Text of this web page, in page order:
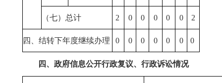
（七）总计 2 0 0 0 0 0 2
四、结转下年度继续办理 0 0 0 0 0 0 0
四、政府信息公开行政复议、行政诉讼情况